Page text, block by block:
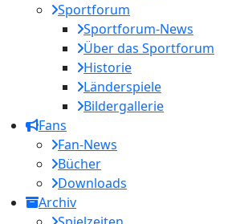
Sportforum
Sportforum-News
Über das Sportforum
Historie
Länderspiele
Bildergallerie
Fans
Fan-News
Bücher
Downloads
Archiv